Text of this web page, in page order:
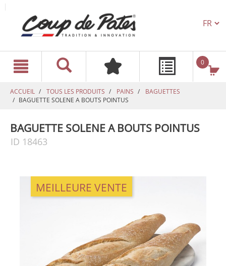
0
ACCUEIL TOUS LES PRODUITS PAINS
BAGUETTES
BAGUETTE SOLENE A BOUTS POINTUS
BAGUETTE SOLENE A BOUTS POINTUS
ID 18463
MEILLEURE VENTE